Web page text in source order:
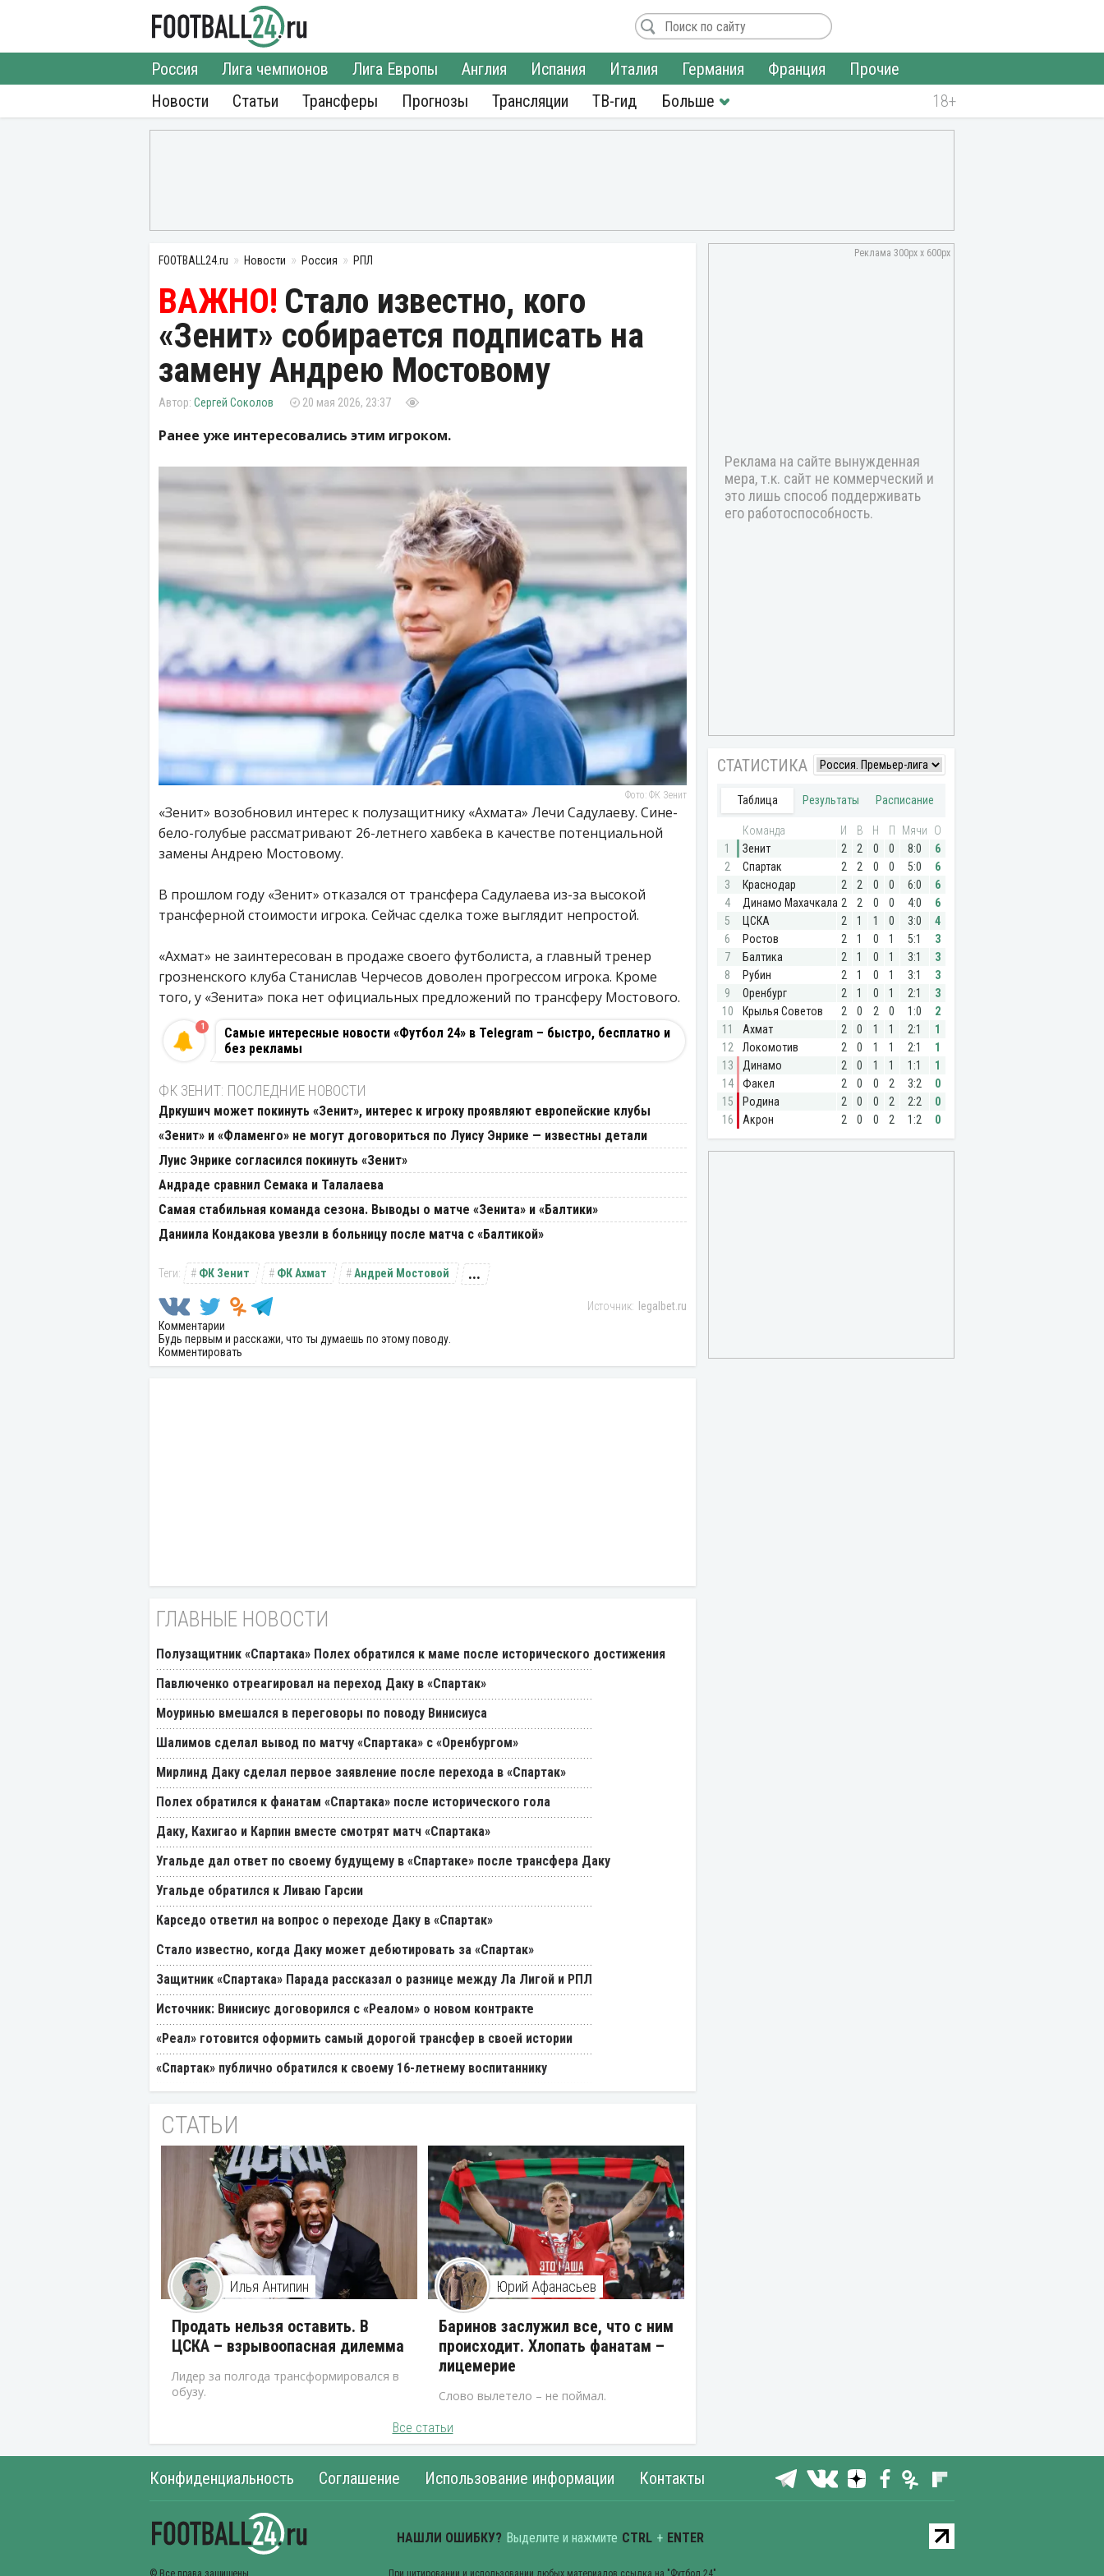
Новости
Россия Лига чемпионов Лига Европы Англия Испания Италия Германия Франция
Прочие
Статьи
Трансферы Прогнозы Трансляции ТВ-гид
FOOTBALL24.ru Новости Россия РПЛ
Стало известно, кого
«Зенит» собирается подписать на
замену Андрею Мостовому
Сергей Соколов 20 мая 2026, 23:37
Ранее уже интересовались этим игроком.
Фото: ФК Зенит
«Зенит» возобновил интерес к полузащитнику «Ахмата» Лечи Садулаеву. Сине-
бело-голубые рассматривают 26-летнего хавбека в качестве потенциальной
замены Андрею Мостовому.
В прошлом году «Зенит» отказался от трансфера Садулаева из-за высокой
трансферной стоимости игрока. Сейчас сделка тоже выглядит непростой.
«Ахмат» не заинтересован в продаже своего футболиста, а главный тренер
грозненского клуба Станислав Черчесов доволен прогрессом игрока. Кроме
того, у «Зенита» пока нет официальных предложений по трансферу Мостового.
Самые интересные новости «Футбол 24» в Telegram – быстро, бесплатно и
без рекламы
1
ФК ЗЕНИТ: ПОСЛЕДНИЕ НОВОСТИ
Дркушич может покинуть «Зенит», интерес к игроку проявляют европейские клубы
«Зенит» и «Фламенго» не могут договориться по Луису Энрике — известны детали
Луис Энрике согласился покинуть «Зенит»
Андраде сравнил Семака и Талалаева
Самая стабильная команда сезона. Выводы о матче «Зенита» и «Балтики»
Даниила Кондакова увезли в больницу после матча с «Балтикой»
ФК Зенит ФК Ахмат Андрей Мостовой ...
legalbet.ru
Комментарии
Будь первым и расскажи, что ты думаешь по этому поводу.
Комментировать
ГЛАВНЫЕ НОВОСТИ
Полузащитник «Спартака» Полех обратился к маме после исторического достижения
Павлюченко отреагировал на переход Даку в «Спартак»
Моуринью вмешался в переговоры по поводу Винисиуса
Шалимов сделал вывод по матчу «Спартака» с «Оренбургом»
Мирлинд Даку сделал первое заявление после перехода в «Спартак»
Полех обратился к фанатам «Спартака» после исторического гола
Даку, Кахигао и Карпин вместе смотрят матч «Спартака»
Угальде дал ответ по своему будущему в «Спартаке» после трансфера Даку
Угальде обратился к Ливаю Гарсии
Карседо ответил на вопрос о переходе Даку в «Спартак»
Стало известно, когда Даку может дебютировать за «Спартак»
Защитник «Спартака» Парада рассказал о разнице между Ла Лигой и РПЛ
Источник: Винисиус договорился с «Реалом» о новом контракте
«Реал» готовится оформить самый дорогой трансфер в своей истории
«Спартак» публично обратился к своему 16-летнему воспитаннику
СТАТЬИ
Илья Антипин
Продать нельзя оставить. В
ЦСКА – взрывоопасная дилемма
Лидер за полгода трансформировался в
обузу.
Юрий Афанасьев
Баринов заслужил все, что с ним
происходит. Хлопать фанатам –
лицемерие
Слово вылетело – не поймал.
Все статьи
Конфиденциальность Соглашение Использование информации Контакты